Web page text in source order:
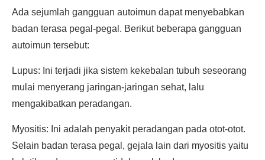
Ada sejumlah gangguan autoimun dapat menyebabkan
badan terasa pegal-pegal. Berikut beberapa gangguan
autoimun tersebut:
Lupus: Ini terjadi jika sistem kekebalan tubuh seseorang
mulai menyerang jaringan-jaringan sehat, lalu
mengakibatkan peradangan.
Myositis: Ini adalah penyakit peradangan pada otot-otot.
Selain badan terasa pegal, gejala lain dari myositis yaitu